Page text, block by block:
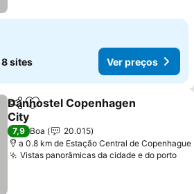
8 sites Ver preços
PartilharAdicionar aos favoritos
Danhostel Copenhagen
City
7,9 Boa
20.015
a 0.8 km de Estação Central de Copenhague
Vistas panorâmicas da cidade e do porto